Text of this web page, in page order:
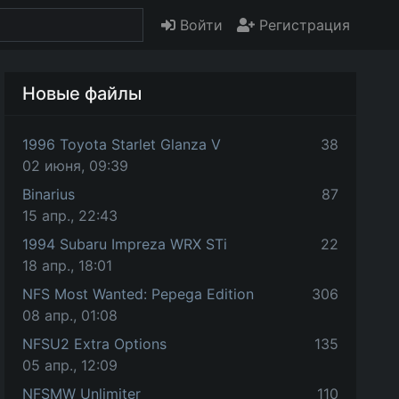
Войти Регистрация
Новые файлы
1996 Toyota Starlet Glanza V
02 июня, 09:39
38
Binarius
15 апр., 22:43
87
1994 Subaru Impreza WRX STi
18 апр., 18:01
22
NFS Most Wanted: Pepega Edition
08 апр., 01:08
306
NFSU2 Extra Options
05 апр., 12:09
135
NFSMW Unlimiter 110